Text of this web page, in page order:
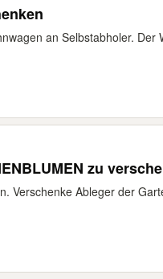
an Selbstabholer.
zu
Verschenke Ableger der